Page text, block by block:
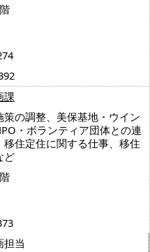
課
策の調整、美保基地・ウイン
・ボランティア団体との連
移住定住に関する仕事、移住
ど
担当